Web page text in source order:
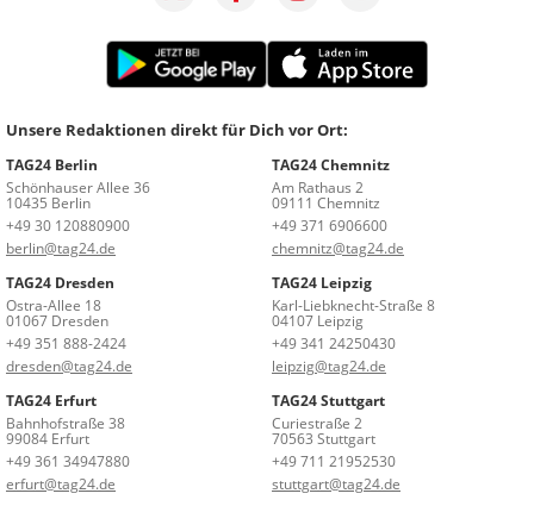
Unsere Redaktionen direkt für Dich vor Ort:
TAG24 Berlin
Schönhauser Allee 36
10435 Berlin
+49 30 120880900
berlin@tag24.de
TAG24 Chemnitz
Am Rathaus 2
09111 Chemnitz
+49 371 6906600
chemnitz@tag24.de
TAG24 Dresden
Ostra-Allee 18
01067 Dresden
+49 351 888-2424
dresden@tag24.de
TAG24 Leipzig
Karl-Liebknecht-Straße 8
04107 Leipzig
+49 341 24250430
leipzig@tag24.de
TAG24 Erfurt
Bahnhofstraße 38
99084 Erfurt
+49 361 34947880
erfurt@tag24.de
TAG24 Stuttgart
Curiestraße 2
70563 Stuttgart
+49 711 21952530
stuttgart@tag24.de